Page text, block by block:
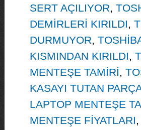
SERT AÇILIYOR,
DEMİRLERİ KIRILDI,
DURMUYOR,
KISMINDAN KIRILDI,
MENTEŞE TAMİRİ,
KASAYI TUTAN
LAPTOP MENTEŞE
MENTEŞE FİYATLARI,